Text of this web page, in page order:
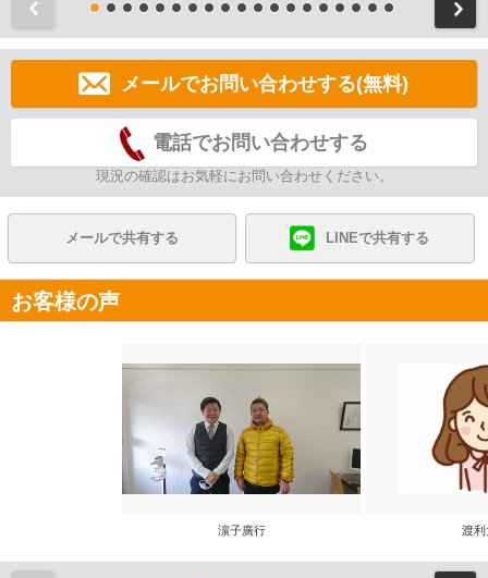
メールでお問い合わせする(無料)
電話でお問い合わせする
現況の確認はお気軽にお問い合わせください。
メールで共有する LINEで共有する
お客様の声
濵子廣行 渡利